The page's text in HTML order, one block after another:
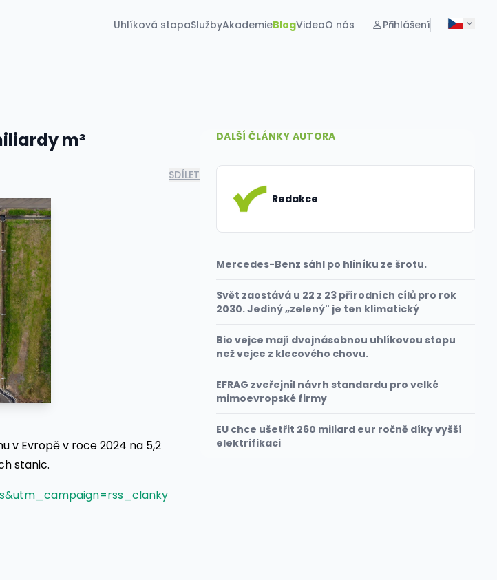
Uhlíková stopaSlužbyAkademieBlogVideaO nás Přihlášení
m³
SDÍLET
v Evropě v roce 2024 na 5,2
stanic.
DALŠÍ ČLÁNKY AUTORA
Redakce
Mercedes-Benz sáhl po hliníku ze šrotu.
Svět zaostává u 22 z 23 přírodních cílů pro rok
2030. Jediný „zelený" je ten klimatický
Bio vejce mají dvojnásobnou uhlíkovou stopu
než vejce z klecového chovu.
EFRAG zveřejnil návrh standardu pro velké
mimoevropské firmy
EU chce ušetřit 260 miliard eur ročně díky vyšší
elektrifikaci